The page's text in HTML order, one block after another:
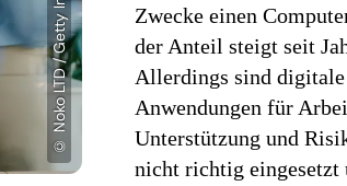
Zwecke einen
der Anteil steigt seit
Allerdings sind
Anwendungen für
Unterstützung und
nicht richtig eingesetzt